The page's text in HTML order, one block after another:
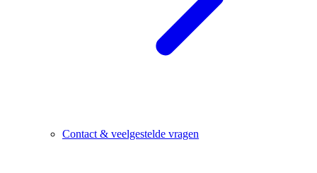
Contact & veelgestelde vragen